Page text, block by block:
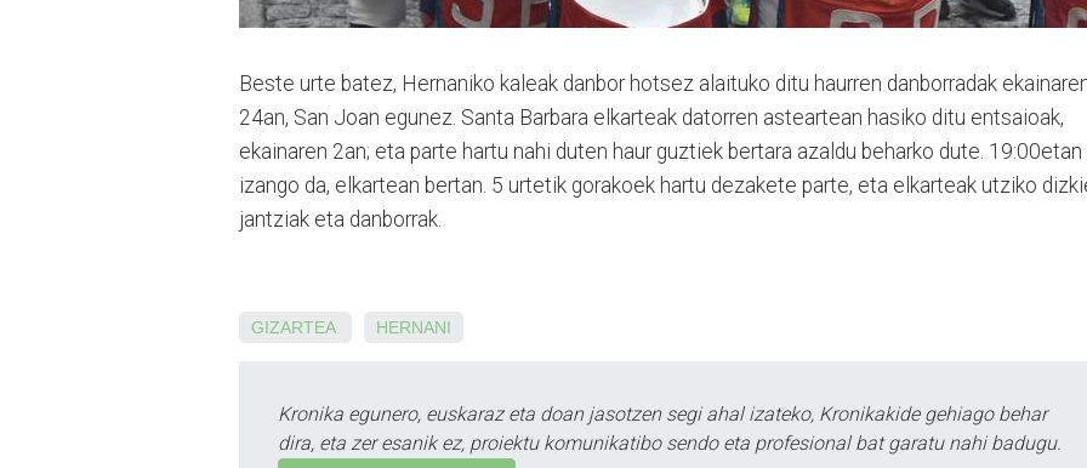
Beste urte batez, Hernaniko kaleak danbor hotsez alaituko ditu haurren danborradak
24an, San Joan egunez. Santa Barbara elkarteak datorren asteartean hasiko ditu entsaioak,
ekainaren 2an; eta parte hartu nahi duten haur guztiek bertara azaldu beharko dute. 19:00etan
izango da, elkartean bertan. 5 urtetik gorakoek hartu dezakete parte, eta elkarteak utziko
jantziak eta danborrak.
GIZARTEA HERNANI
Kronika egunero, euskaraz eta doan jasotzen segi ahal izateko, Kronikakide gehiago behar
dira, eta zer esanik ez, proiektu komunikatibo sendo eta profesional bat garatu nahi badugu.